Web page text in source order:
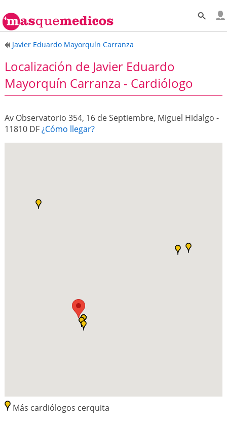
Javier Eduardo Mayorquín Carranza
Localización de Javier Eduardo
Mayorquín Carranza - Cardiólogo
Av Observatorio 354, 16 de Septiembre, Miguel Hidalgo -
11810 DF¿Cómo llegar?
Más cardiólogos cerquita